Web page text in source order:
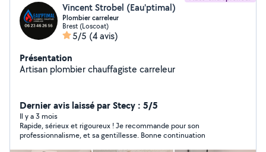
Vincent Strobel (Eau'ptimal)
Plombier carreleur
Brest (Loscoat)
5/5 (4 avis)
Présentation
Artisan plombier chauffagiste carreleur
Dernier avis laissé par Stecy : 5/5
Il y a 3 mois
Rapide, sérieux et rigoureux ! Je recommande pour son
professionnalisme, et sa gentillesse. Bonne continuation